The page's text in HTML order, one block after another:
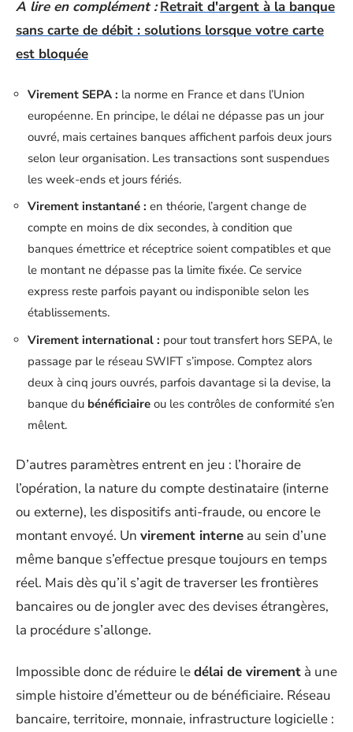
A lire en complément : Retrait d'argent à la banque
sans carte de débit : solutions lorsque votre carte
est bloquée
Virement SEPA : la norme en France et dans l’Union
européenne. En principe, le délai ne dépasse pas un jour
ouvré, mais certaines banques affichent parfois deux jours
selon leur organisation. Les transactions sont suspendues
les week-ends et jours fériés.
Virement instantané : en théorie, l’argent change de
compte en moins de dix secondes, à condition que
banques émettrice et réceptrice soient compatibles et que
le montant ne dépasse pas la limite fixée. Ce service
express reste parfois payant ou indisponible selon les
établissements.
Virement international : pour tout transfert hors SEPA, le
passage par le réseau SWIFT s’impose. Comptez alors
deux à cinq jours ouvrés, parfois davantage si la devise, la
banque du bénéficiaire ou les contrôles de conformité s’en
mêlent.
D’autres paramètres entrent en jeu : l’horaire de
l’opération, la nature du compte destinataire (interne
ou externe), les dispositifs anti-fraude, ou encore le
montant envoyé. Un virement interne au sein d’une
même banque s’effectue presque toujours en temps
réel. Mais dès qu’il s’agit de traverser les frontières
bancaires ou de jongler avec des devises étrangères,
la procédure s’allonge.
Impossible donc de réduire ledélai de virement à une
simple histoire d’émetteur ou de bénéficiaire. Réseau
bancaire, territoire, monnaie, infrastructure logicielle :